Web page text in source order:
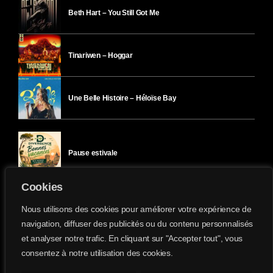
Cookies
Nous utilisons des cookies pour améliorer votre expérience de
navigation, diffuser des publicités ou du contenu personnalisés
et analyser notre trafic. En cliquant sur "Accepter tout", vous
consentez à notre utilisation des cookies.
Beth Hart – You Still Got Me
Tinariwen – Hoggar
Une Belle Histoire – Héloïse Bay
Pause estivale
Ici l’Ombre – mardi 28 juillet